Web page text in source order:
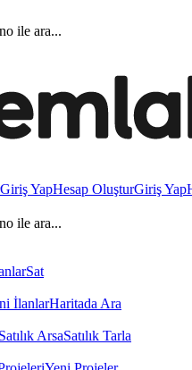
ile ara...
Giriş YapHesap OluşturGiriş Yap
ile ara...
Sat
İlanlarHaritada Ara
Satılık ArsaSatılık Tarla